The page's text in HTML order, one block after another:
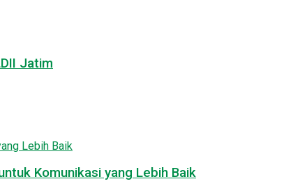
Jatim
Komunikasi yang Lebih Baik